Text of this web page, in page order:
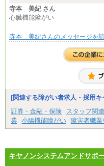
寺本 美紀 さん
心臓機能障がい
寺本 美紀さんのメッセージを
[関連する障がい者求人・採用
証券・金融・保険
スタッフ関連
業
小腸機能障がい 障害者職
キヤノンシステムアンドサポ